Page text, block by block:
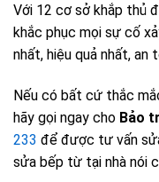
Với 12 cơ sở khắp thủ
khắc phục mọi sự cố
nhất, hiệu quả nhất, an
Nếu có bất cứ thắc
hãy gọi ngay cho Bảo
233 để được tư vấn
sửa bếp từ tại nhà nói